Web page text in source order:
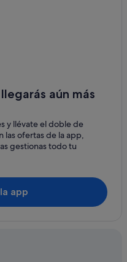
Scalo
Crocifisso del
aún más
y llévate el doble de
las ofertas de la app,
gestionas todo tu
app